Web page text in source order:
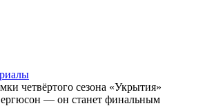
четвёртого сезона «Укрытия»
— он станет финальным